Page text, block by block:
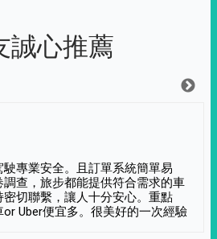
誠心推薦
專業安全。且訂單系統簡單易
查，旅步都能提供符合需求的車
切聯繫，讓人十分安心。重點
Uber便宜多。很美好的一次經驗